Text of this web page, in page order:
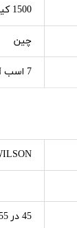
1500 کیلوگرم
چین
7 اسب WILSON
45 در 55